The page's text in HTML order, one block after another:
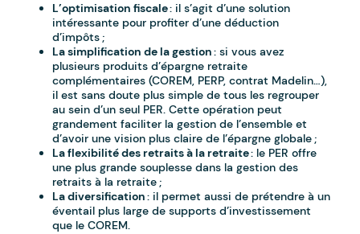
L’optimisation fiscale: il s’agit d’une solution
intéressante pour profiter d’une déduction
d’impôts ;
La simplification de la gestion: si vous avez
plusieurs produits d’épargne retraite
complémentaires (COREM, PERP, contrat Madelin…),
il est sans doute plus simple de tous les regrouper
au sein d’un seul PER. Cette opération peut
grandement faciliter la gestion de l’ensemble et
d’avoir une vision plus claire de l’épargne globale ;
La flexibilité des retraits à la retraite: le PER offre
une plus grande souplesse dans la gestion des
retraits à la retraite ;
La diversification: il permet aussi de prétendre à un
éventail plus large de supports d’investissement
que le COREM.